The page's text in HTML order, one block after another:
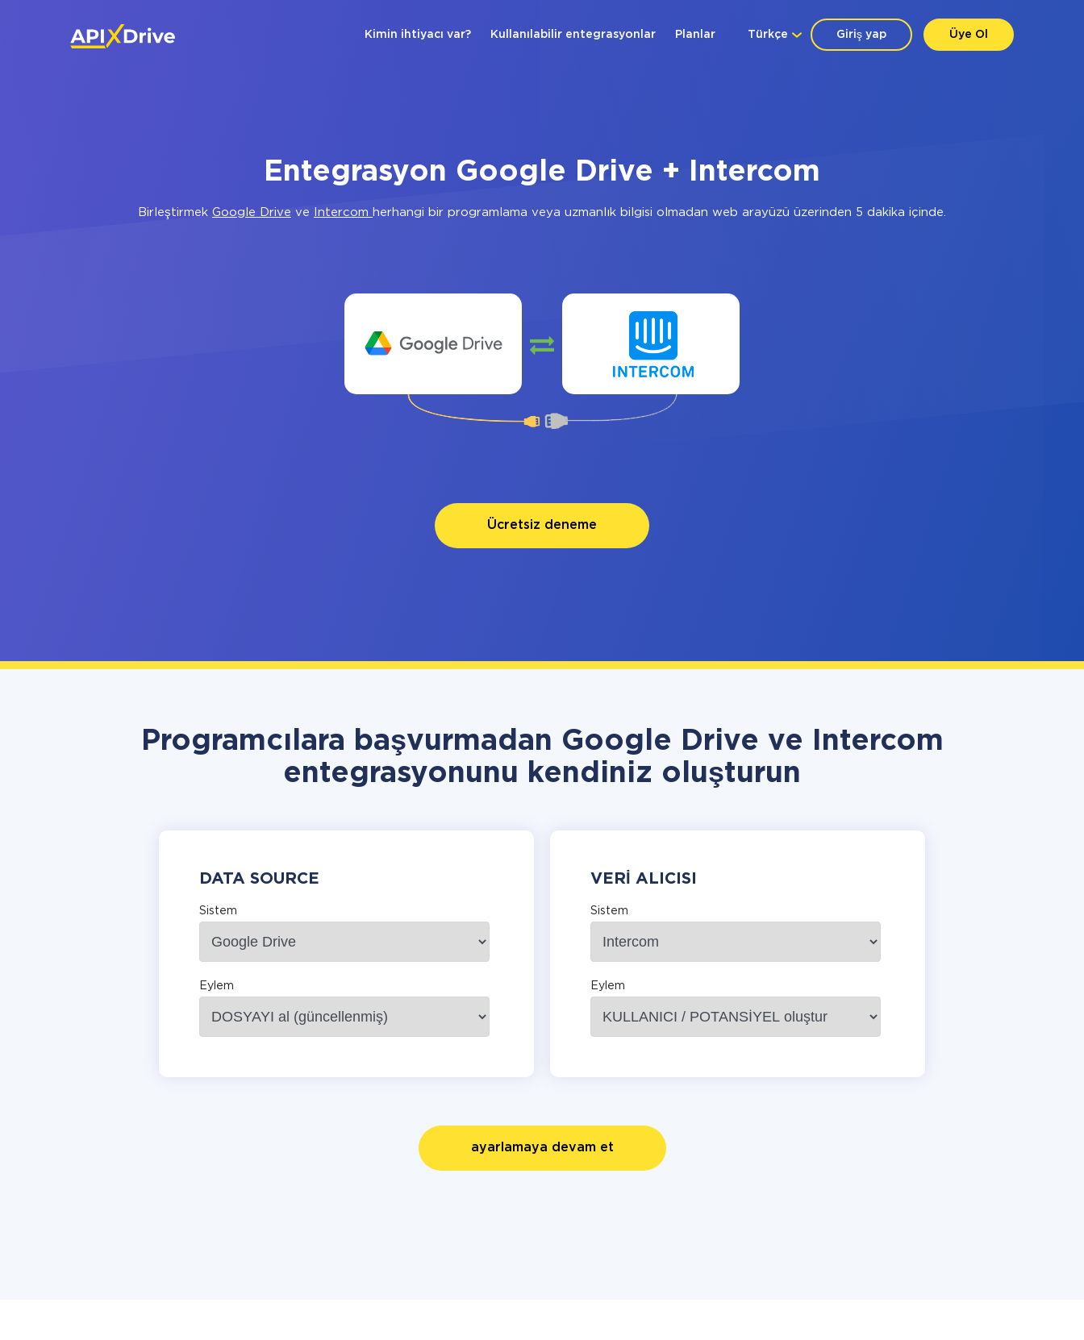
Giriş yap Üye Ol
Türkçe
Kimin ihtiyacı var? Kullanılabilir entegrasyonlar Planlar
Entegrasyon Google Drive + Intercom
Birleştirmek Google Drive ve Intercom herhangi bir programlama veya uzmanlık bilgisi olmadan web arayüzü üzerinden 5 dakika içinde.
Ücretsiz deneme
Programcılara başvurmadan Google Drive ve Intercom
entegrasyonunu kendiniz oluşturun
DATA SOURCE
Sistem
Eylem
VERI ALICISI
Sistem
Eylem
ayarlamaya devam et